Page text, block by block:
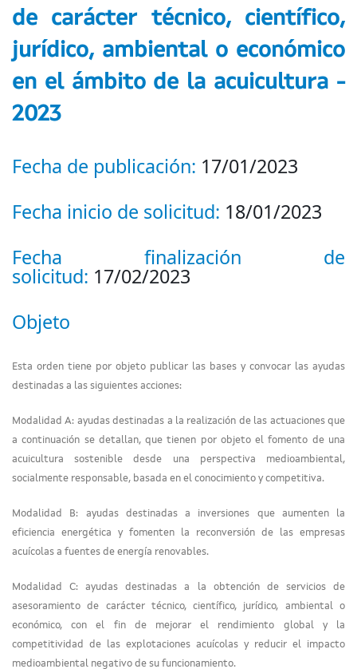
de carácter técnico, científico,
jurídico, ambiental o económico
en el ámbito de la acuicultura -
2023
Fecha de publicación: 17/01/2023
Fecha inicio de solicitud: 18/01/2023
Fecha finalización de
solicitud: 17/02/2023
Objeto
Esta orden tiene por objeto publicar las bases y convocar las ayudas
destinadas a las siguientes acciones:
Modalidad A: ayudas destinadas a la realización de las actuaciones que
a continuación se detallan, que tienen por objeto el fomento de una
acuicultura sostenible desde una perspectiva medioambiental,
socialmente responsable, basada en el conocimiento y competitiva.
Modalidad B: ayudas destinadas a inversiones que aumenten la
eficiencia energética y fomenten la reconversión de las empresas
acuícolas a fuentes de energía renovables.
Modalidad C: ayudas destinadas a la obtención de servicios de
asesoramiento de carácter técnico, científico, jurídico, ambiental o
económico, con el fin de mejorar el rendimiento global y la
competitividad de las explotaciones acuícolas y reducir el impacto
medioambiental negativo de su funcionamiento.